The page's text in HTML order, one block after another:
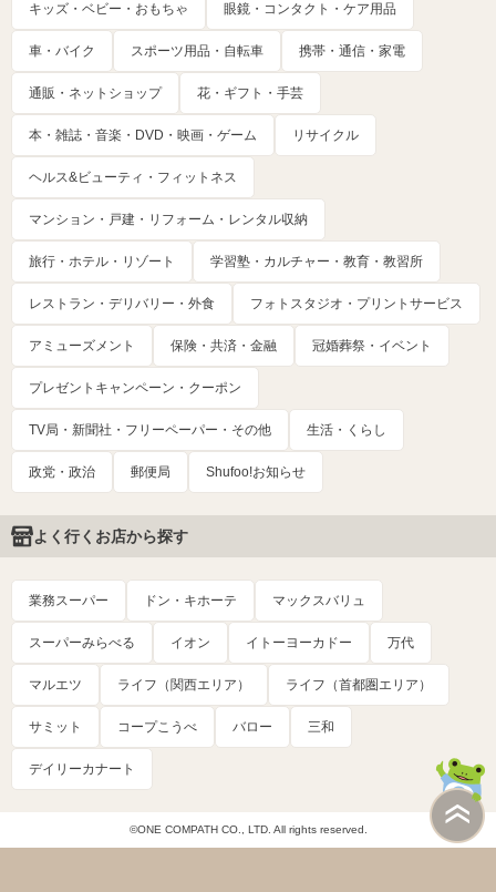
キッズ・ベビー・おもちゃ 眼鏡・コンタクト・ケア用品
車・バイク スポーツ用品・自転車 携帯・通信・家電
通販・ネットショップ 花・ギフト・手芸
本・雑誌・音楽・DVD・映画・ゲーム リサイクル
ヘルス&ビューティ・フィットネス
マンション・戸建・リフォーム・レンタル収納
旅行・ホテル・リゾート 学習塾・カルチャー・教育・教習所
レストラン・デリバリー・外食 フォトスタジオ・プリントサービス
アミューズメント 保険・共済・金融 冠婚葬祭・イベント
プレゼントキャンペーン・クーポン
TV局・新聞社・フリーペーパー・その他 生活・くらし
政党・政治 郵便局 Shufoo!お知らせ
よく行くお店から探す
業務スーパー ドン・キホーテ マックスバリュ
スーパーみらべる イオン イトーヨーカドー 万代
マルエツ ライフ（関西エリア） ライフ（首都圏エリア）
サミット コープこうべ バロー 三和
デイリーカナート
©ONE COMPATH CO., LTD. All rights reserved.